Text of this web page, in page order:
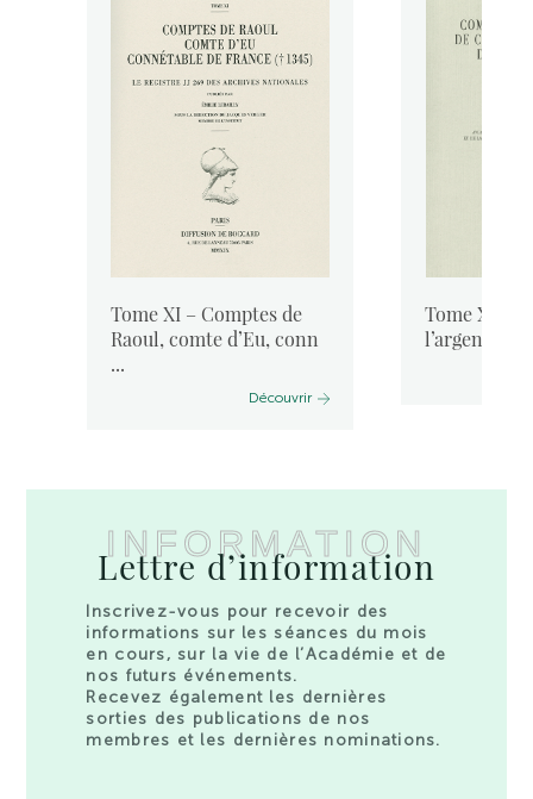
Tome XI – Comptes de
Raoul, comte d’Eu, conn
...
Découvrir
Tome X-5 –
l’argentier
INFORMATION
Lettre d’information
Inscrivez-vous pour recevoir des
informations sur les séances du mois
en cours, sur la vie de l’Académie et de
nos futurs événements.
Recevez également les dernières
sorties des publications de nos
membres et les dernières nominations.